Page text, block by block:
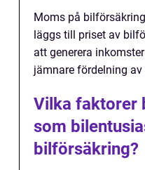
Moms på
läggs till priset av
att generera
jämnare fördelning
Vilka faktorer
som
bilförsäkring?